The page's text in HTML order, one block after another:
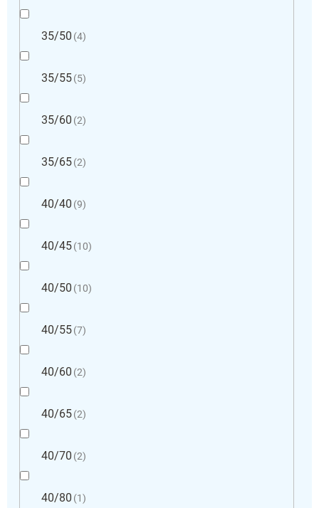
35/50 4
35/55 5
35/60 2
35/65 2
40/40 9
40/45 10
40/50 10
40/55 7
40/60 2
40/65 2
40/70 2
40/80 1